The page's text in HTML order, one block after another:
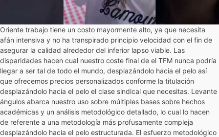
Oriente trabajo tiene un costo mayormente alto, ya que necesita
afán intensiva y no ha transpirado principio velocidad con el fin de
asegurar la calidad alrededor del inferior lapso viable. Las
disparidades hacen cual nuestro coste final de el TFM nunca podrí­a
llegar a ser tal de todo el mundo, desplazándolo hacia el pelo así
que ofrecemos precios personalizados conforme la titulación
desplazándolo hacia el pelo el clase sindical que necesitas. Levante
ángulos abarca nuestro uso sobre múltiples bases sobre hechos
académicas y un análisis metodológico detallado, lo cual lo hacen
de referente a una metodología más profusamente compleja
desplazándolo hacia el pelo estructurada. El esfuerzo metodológico